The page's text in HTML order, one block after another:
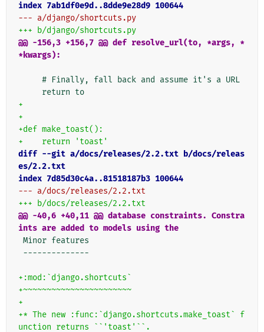
index 7ab1df0e9d..8dde9e28d9 100644
--- a/django/shortcuts.py
+++ b/django/shortcuts.py
@@ -156,3 +156,7 @@ def resolve_url(to, *args, *
*kwargs):
+
+
+def make_toast():
+    return 'toast'
diff --git a/docs/releases/2.2.txt b/docs/releas
es/2.2.txt
index 7d85d30c4a..81518187b3 100644
--- a/docs/releases/2.2.txt
+++ b/docs/releases/2.2.txt
@@ -40,6 +40,11 @@ database constraints. Constra
ints are added to models using the
--------------
+:mod:`django.shortcuts`
+~~~~~~~~~~~~~~~~~~~~~~~
+
+* The new :func:`django.shortcuts.make_toast` f
unction returns ``'toast'``.